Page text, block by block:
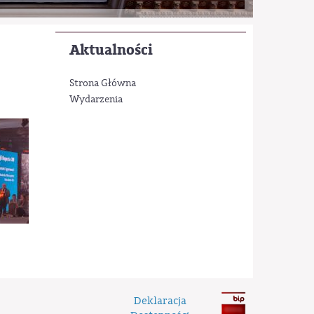
Aktualności
Strona Główna
Wydarzenia
Deklaracja